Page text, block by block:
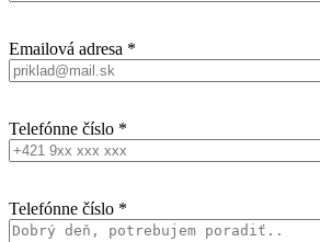
Emailová adresa *
Telefónne číslo *
Telefónne číslo *